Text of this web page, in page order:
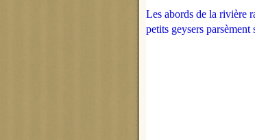
Les abords de la rivière
petits geysers parsèment